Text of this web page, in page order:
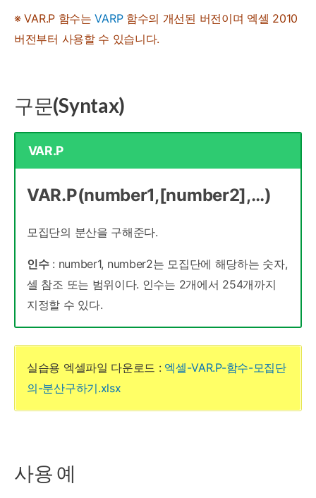
※ VAR.P 함수는VARP 함수의 개선된 버전이며 엑셀 2010
버전부터 사용할 수 있습니다.
구문(Syntax)
VAR.P
VAR.P(number1,[number2],…)
모집단의 분산을 구해준다.
인수: number1, number2는 모집단에 해당하는 숫자,
셀 참조 또는 범위이다. 인수는 2개에서 254개까지
지정할 수 있다.
실습용 엑셀파일 다운로드 : 엑셀-VAR.P-함수-모집단
의-분산구하기.xlsx
사용 예